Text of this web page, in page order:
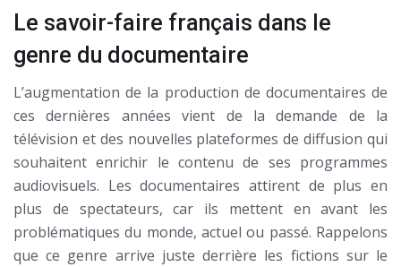
Le savoir-faire français dans le
genre du documentaire
L’augmentation de la production de documentaires de
ces dernières années vient de la demande de la
télévision et des nouvelles plateformes de diffusion qui
souhaitent enrichir le contenu de ses programmes
audiovisuels. Les documentaires attirent de plus en
plus de spectateurs, car ils mettent en avant les
problématiques du monde, actuel ou passé. Rappelons
que ce genre arrive juste derrière les fictions sur le